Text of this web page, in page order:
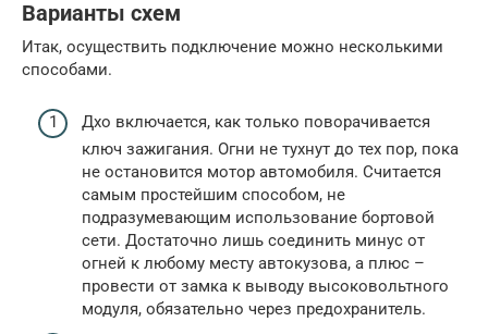
Варианты схем
Итак, осуществить подключение можно несколькими
способами.
Дхо включается, как только поворачивается
ключ зажигания. Огни не тухнут до тех пор, пока
не остановится мотор автомобиля. Считается
самым простейшим способом, не
подразумевающим использование бортовой
сети. Достаточно лишь соединить минус от
огней к любому месту автокузова, а плюс –
провести от замка к выводу высоковольтного
модуля, обязательно через предохранитель.